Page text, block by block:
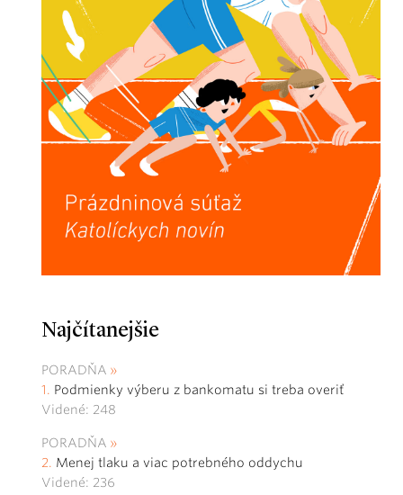
Najčítanejšie
PORADŇA
Podmienky výberu z bankomatu si treba overiť
Videné: 248
PORADŇA
Menej tlaku a viac potrebného oddychu
Videné: 236